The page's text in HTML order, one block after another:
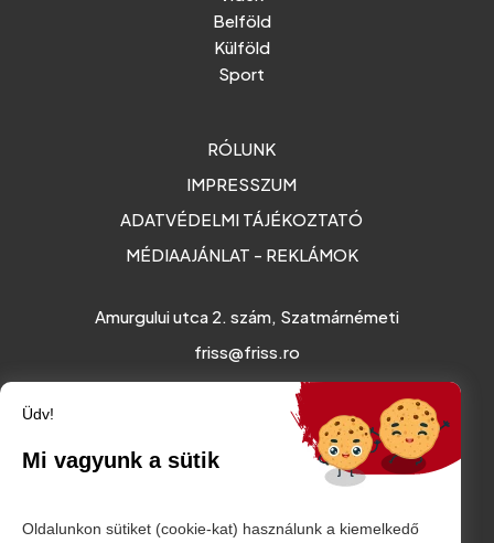
Belföld
Külföld
Sport
RÓLUNK
IMPRESSZUM
ADATVÉDELMI TÁJÉKOZTATÓ
MÉDIAAJÁNLAT - REKLÁMOK
Amurgului utca 2. szám, Szatmárnémeti
friss@friss.ro
Üdv!
Mi vagyunk a sütik
Oldalunkon sütiket (cookie-kat) használunk a kiemelkedő